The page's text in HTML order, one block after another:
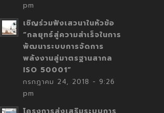
pm
เชิญร่วมฟังเสวนาในหัวข้อ
“กลยุทธ์สู่ความสำเร็จในการ
พัฒนาระบบการจัดการ
พลังงานสู่มาตรฐานสากล
ISO 50001”
กรกฎาคม 24, 2018 - 9:26
pm